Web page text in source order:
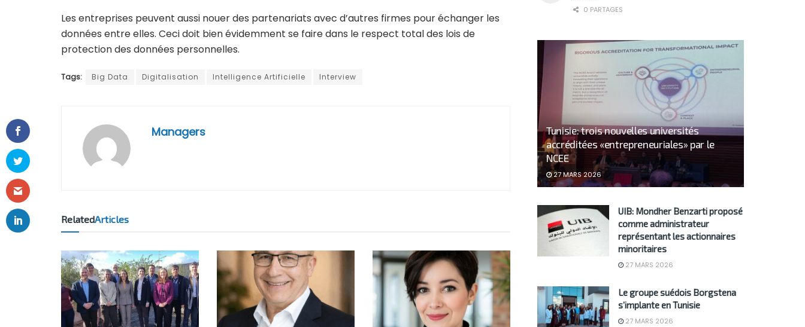
Les entreprises peuvent aussi nouer des partenariats avec d’autres firmes pour échanger les
données entre elles. Ceci doit bien évidemment se faire dans le respect total des lois de
protection des données personnelles.
Tags: Big Data Digitalisation Intelligence Artificielle Interview
Managers
RelatedArticles
0 PARTAGES
Tunisie: trois nouvelles universités
accréditées «entrepreneuriales» par le
NCEE
27 MARS 2026
UIB: Mondher Benzarti proposé
comme administrateur
représentant les actionnaires
minoritaires
27 MARS 2026
Le groupe suédois Borgstena
s’implante en Tunisie
27 MARS 2026